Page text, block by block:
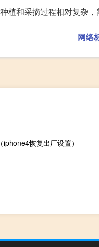
植和采摘过程相对复杂
网络
恢复出厂设置）